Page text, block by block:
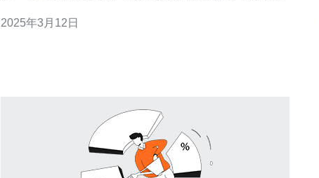
个优势： 稳定的网络连接：香港机房拥有先进的网络设备
2025年3月12日